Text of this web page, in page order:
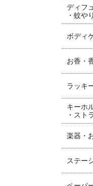
ディフ
・蚊やり
ボディ
お香・
ラッキ
キーホ
・スト
楽器・
ステー